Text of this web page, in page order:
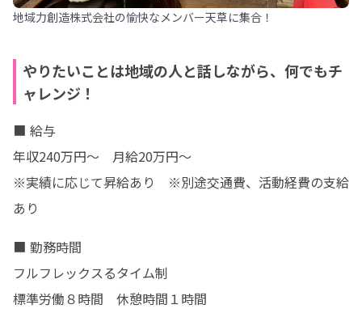
地域力創造株式会社の愉快なメンバー天草に集合！
やりたいことは地域の人と話しながら、何でもチ
ャレンジ！
■ 給与
年収240万円〜　月給20万円〜
※実績に応じて昇給あり　※別途交通費、活動経費の支給
あり
■ 勤務時間
フルフレックスるタイム制
標準労働８時間　休憩時間１時間